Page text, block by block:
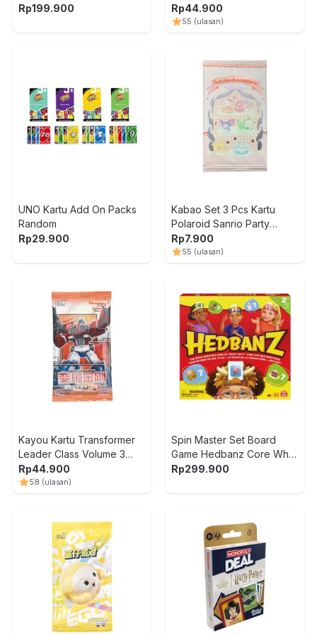
Plush Bakery
Rp199.900
Rp44.900
55 (ulasan)
UNO Kartu Add On Packs
Random
Rp29.900
Kabao Set 3 Pcs Kartu
Polaroid Sanrio Party
Deluxe Random
Rp7.900
55 (ulasan)
Kayou Kartu Transformer
Leader Class Volume 3
Random
Rp44.900
5 8 (ulasan)
Spin Master Set Board
Game Hedbanz Core What
Am I - Mix
Rp299.900